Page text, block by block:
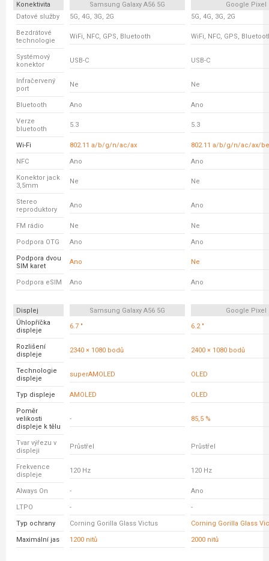
Konektivita Samsung Galaxy A56 5G
Google Pixel
Datové služby
5G, 4G, 3G, 2G 5G, 4G, 3G, 2G
Bezdrátové
technologie
WiFi, NFC, GPS, Bluetooth WiFi, NFC, GPS,
Systémový
konektor
USB-C USB-C
Infračervený
port
Ne Ne
Bluetooth Ano Ano
Verze
bluetooth
5.3 5.3
Wi-Fi 802.11 a/b/g/n/ac/ax 802.11 a/b/g/n/ac/ax/be
NFC Ano Ano
Konektor jack
3,5mm
Ne Ne
Stereo
reproduktory
Ano Ano
FM rádio Ne Ne
Podpora OTG Ano Ano
Podpora dvou
SIM karet
Ano Ne
Podpora eSIM Ano Ano
Displej Samsung Galaxy A56 5G
Google Pixel
Úhlopříčka
displeje
6.7 " 6.2 "
Rozlišení
displeje
2340 × 1080 bodů 2400 × 1080 bodů
Technologie
displeje
superAMOLED OLED
Typ displeje AMOLED OLED
Poměr
velikosti
displeje k tělu
- 85,5 %
Tvar výřezu v
displeji
Průstřel Průstřel
Frekvence
displeje
120 Hz 120 Hz
Always On - Ano
LTPO - -
Typ ochrany Corning Gorilla Glass Victus Corning Gorilla Glass
Maximální jas 1200 nitů 2000 nitů